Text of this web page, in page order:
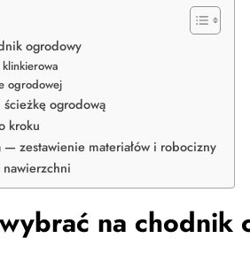
ogrodowy
ogrodowej
ścieżkę ogrodową
kroku
zestawienie materiałów i robocizny
nawierzchni
wybrać na